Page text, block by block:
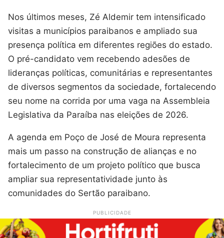
Nos últimos meses, Zé Aldemir tem intensificado
visitas a municípios paraibanos e ampliado sua
presença política em diferentes regiões do estado.
O pré-candidato vem recebendo adesões de
lideranças políticas, comunitárias e representantes
de diversos segmentos da sociedade, fortalecendo
seu nome na corrida por uma vaga na Assembleia
Legislativa da Paraíba nas eleições de 2026.
A agenda em Poço de José de Moura representa
mais um passo na construção de alianças e no
fortalecimento de um projeto político que busca
ampliar sua representatividade junto às
comunidades do Sertão paraibano.
PUBLICIDADE